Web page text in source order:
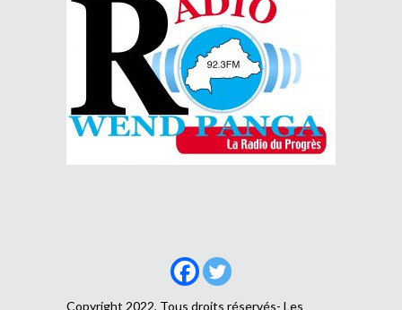
Copyright 2022, Tous droits réservés- Les